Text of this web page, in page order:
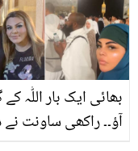
بھائی ایک بار اللّٰہ
آؤ۔۔ راکھی ساونت نے